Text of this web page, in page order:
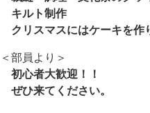
キルト制作
クリスマスにはケーキを作
＜部員より＞
初心者大歓迎！！
ぜひ来てください。